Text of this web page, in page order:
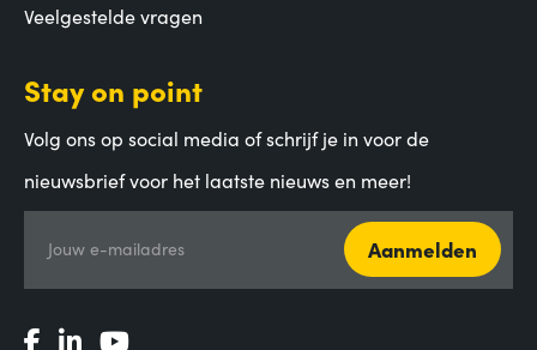
Veelgestelde vragen
Stay on point
Volg ons op social media of schrijf je in voor de
nieuwsbrief voor het laatste nieuws en meer!
Jouw e-mailadres Aanmelden